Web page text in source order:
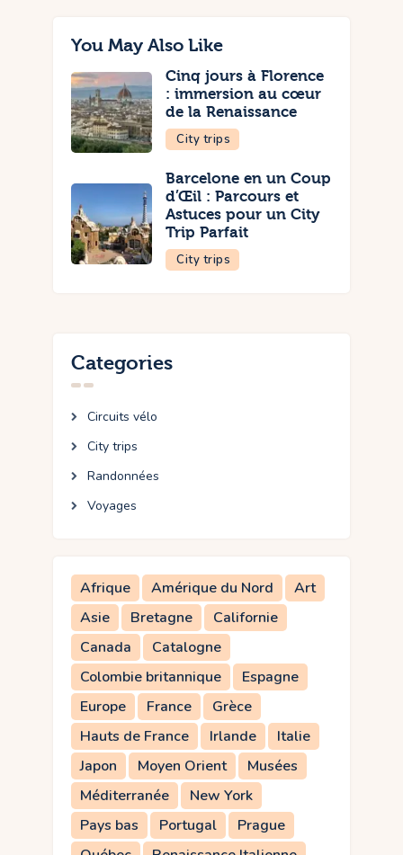
You May Also Like
Cinq jours à Florence
: immersion au cœur
de la Renaissance
City trips
Barcelone en un Coup
d’Œil : Parcours et
Astuces pour un City
Trip Parfait
City trips
Categories
Circuits vélo
City trips
Randonnées
Voyages
Afrique Amérique du Nord
Art
Asie
Bretagne
Californie
Canada
Catalogne
Colombie britannique
Espagne
Europe
France
Grèce
Hauts de France
Irlande
Italie
Japon
Moyen Orient
Musées
Méditerranée
New York
Pays bas
Portugal
Prague